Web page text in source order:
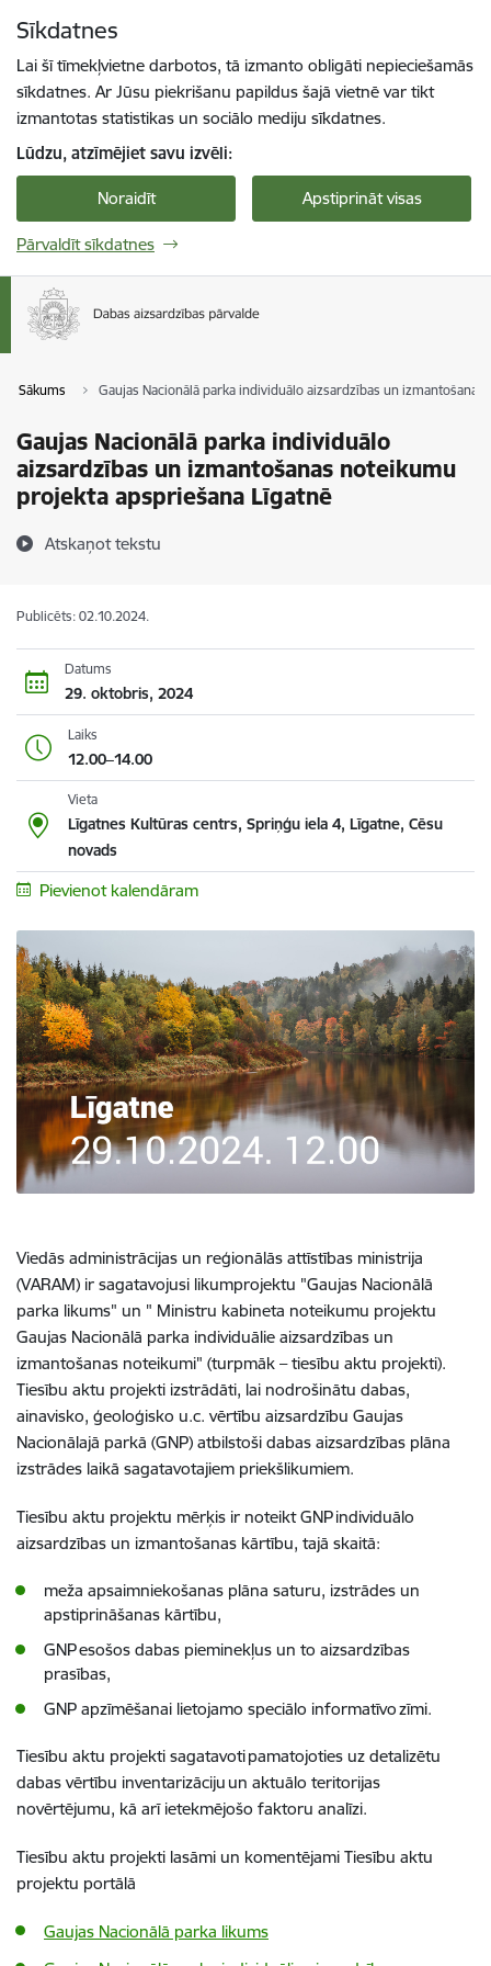
Sīkdatnes
Lai šī tīmekļvietne darbotos, tā izmanto obligāti nepieciešamās
sīkdatnes. Ar Jūsu piekrišanu papildus šajā vietnē var tikt
izmantotas statistikas un sociālo mediju sīkdatnes.
Lūdzu, atzīmējiet savu izvēli:
Noraidīt Apstiprināt visas
Pārvaldīt sīkdatnes
Sākums Gaujas Nacionālā parka individuālo aizsardzības un
Gaujas Nacionālā parka individuālo
aizsardzības un izmantošanas noteikumu
projekta apspriešana Līgatnē
Atskaņot tekstu
Publicēts: 02.10.2024.
Datums
29. oktobris, 2024
Laiks
12.00–14.00
Vieta
Līgatnes Kultūras centrs, Spriņģu iela 4, Līgatne, Cēsu
novads
Pievienot kalendāram
Viedās administrācijas un reģionālās attīstības ministrija
(VARAM) ir sagatavojusi likumprojektu "Gaujas Nacionālā
parka likums" un " Ministru kabineta noteikumu projektu
Gaujas Nacionālā parka individuālie aizsardzības un
izmantošanas noteikumi" (turpmāk – tiesību aktu projekti).
Tiesību aktu projekti izstrādāti, lai nodrošinātu dabas,
ainavisko, ģeoloģisko u.c. vērtību aizsardzību Gaujas
Nacionālajā parkā (GNP) atbilstoši dabas aizsardzības plāna
izstrādes laikā sagatavotajiem priekšlikumiem.
Tiesību aktu projektu mērķis ir noteikt GNP individuālo
aizsardzības un izmantošanas kārtību, tajā skaitā:
meža apsaimniekošanas plāna saturu, izstrādes un
apstiprināšanas kārtību,
GNP esošos dabas pieminekļus un to aizsardzības
prasības,
GNP apzīmēšanai lietojamo speciālo informatīvo zīmi.
Tiesību aktu projekti sagatavoti pamatojoties uz detalizētu
dabas vērtību inventarizāciju un aktuālo teritorijas
novērtējumu, kā arī ietekmējošo faktoru analīzi.
Tiesību aktu projekti lasāmi un komentējami Tiesību aktu
projektu portālā
Gaujas Nacionālā parka likums